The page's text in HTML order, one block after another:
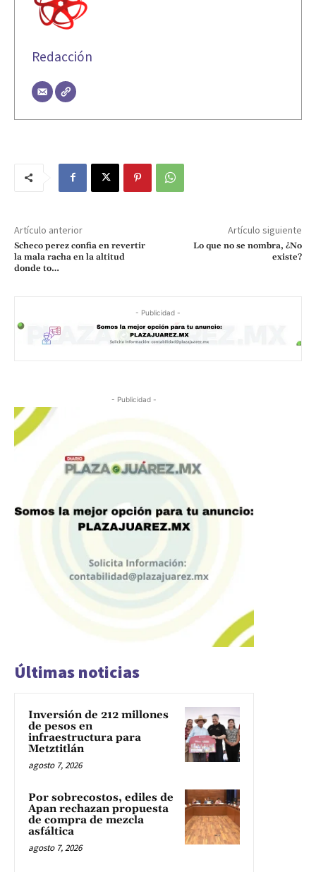
Redacción
Artículo anterior
Scheco perez confia en revertir
la mala racha en la altitud
donde to…
Artículo siguiente
Lo que no se nombra, ¿No
existe?
- Publicidad -
- Publicidad -
Últimas noticias
Inversión de 212 millones
de pesos en
infraestructura para
Metztitlán
agosto 7, 2026
Por sobrecostos, ediles de
Apan rechazan propuesta
de compra de mezcla
asfáltica
agosto 7, 2026